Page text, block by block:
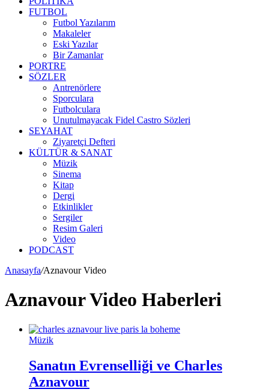
FUTBOL
Futbol Yazılarım
Makaleler
Eski Yazılar
Bir Zamanlar
PORTRE
SÖZLER
Antrenörlere
Sporculara
Futbolculara
Unutulmayacak Fidel Castro Sözleri
SEYAHAT
Ziyaretçi Defteri
KÜLTÜR & SANAT
Müzik
Sinema
Kitap
Dergi
Etkinlikler
Sergiler
Resim Galeri
Video
PODCAST
Anasayfa/Aznavour Video
Aznavour Video Haberleri
Müzik
Sanatın Evrenselliği ve Charles
Aznavour